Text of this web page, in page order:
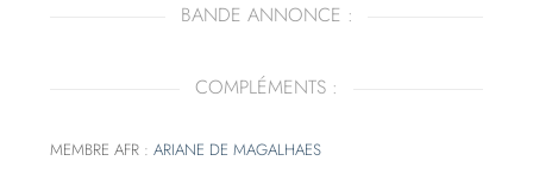
BANDE ANNONCE :
COMPLÉMENTS :
MEMBRE AFR :ARIANE DE MAGALHAES